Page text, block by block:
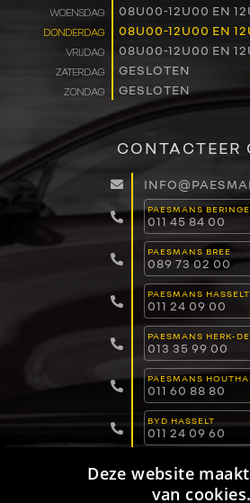
WOENSDAG 08U00-12U00 EN
DONDERDAG 08U00-12U00 EN
VRIJDAG 08U00-12U00 EN
ZATERDAG GESLOTEN
ZONDAG GESLOTEN
CONTACTEER
PAESMANS
011 45 84 00
PAESMANS BREE
089 73 02 00
PAESMANS HASSELT
011 24 09 00
PAESMANS HERK-
013 35 99 00
PAESMANS
011 60 88 80
BYD HASSELT
011 24 09 60
011 15 04 00
Deze website
van cookies.